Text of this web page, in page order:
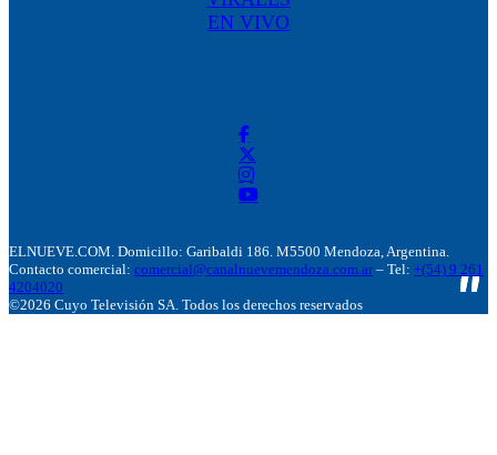
EN VIVO
ELNUEVE.COM. Domicillo: Garibaldi 186. M5500 Mendoza, Argentina.
Contacto comercial: comercial@canalnuevemendoza.com.ar – Tel: +(54) 9 261
4204020
©2026 Cuyo Televisión SA. Todos los derechos reservados